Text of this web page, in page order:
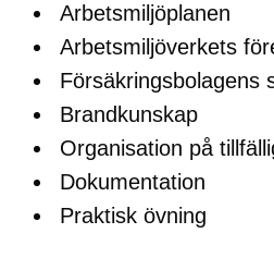
Arbetsmiljöplanen
Arbetsmiljöverkets
Försäkringsbolagens
Brandkunskap
Organisation på
Dokumentation
Praktisk övning